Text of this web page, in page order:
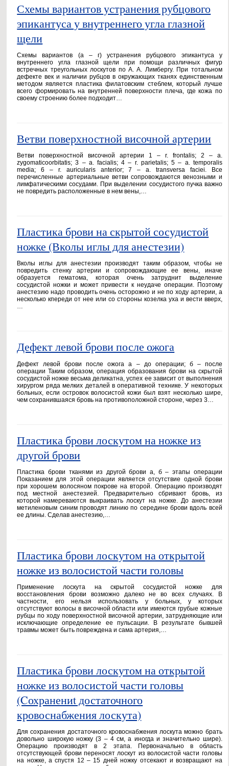
Схемы вариантов устранения рубцового
эпикантуса у внутреннего угла глазной
щели
Схемы вариантов (а – г) устранения рубцового эпикантуса у
внутреннего угла глазной щели при помощи различных фигур
встречных треугольных лоскутов по А. А. Лимбергу. При тотальном
дефекте век и наличии рубцов в окружающих тканях единственным
методом является пластика филатовским стеблем, который лучше
всего формировать на внутренней поверхности плеча, где кожа по
своему строению более подходит…
Ветви поверхностной височной артерии
Ветви поверхностной височной артерии 1 – r. frontalis; 2 – a.
zygomaticoorbitatis; 3 – a. facialis; 4 – r. parietalis; 5 – a. temporalis
media; 6 – r. auricularis anterior; 7 – a. transversa faciei. Все
перечисленные артериальные ветви сопровождаются венозными и
лимфатическими сосудами. При выделении сосудистого пучка важно
не повредить расположенные в нем вены,…
Пластика брови на скрытой сосудистой
ножке (Вколы иглы для анестезии)
Вколы иглы для анестезии производят таким образом, чтобы не
повредить стенку артерии и сопровождающие ее вены, иначе
образуется гематома, которая очень затруднит выделение
сосудистой ножки и может привести к неудаче операции. Поэтому
анестезию надо проводить очень осторожно и не по ходу артерии, а
несколько кпереди от нее или со стороны козелка уха и вести вверх,
…
Дефект левой брови после ожога
Дефект левой брови после ожога а – до операции; б – после
операции Таким образом, операция образования брови на скрытой
сосудистой ножке весьма деликатна, успех ее зависит от выполнения
хирургом ряда мелких деталей в оперативной технике. У некоторых
больных, если островок волосистой кожи был взят несколько шире,
чем сохранившаяся бровь на противоположной стороне, через 3…
Пластика брови лоскутом на ножке из
другой брови
Пластика брови тканями из другой брови а, б – этапы операции
Показанием для этой операции является отсутствие одной брови
при хорошем волосяном покрове на второй. Операцию производят
под местной анестезией. Предварительно сбривают бровь, из
которой намереваются выкраивать лоскут на ножке. До анестезии
метиленовым синим проводят линию по середине брови вдоль всей
ее длины. Сделав анестезию,…
Пластика брови лоскутом на открытой
ножке из волосистой части головы
Применение лоскута на скрытой сосудистой ножке для
восстановления брови возможно далеко не во всех случаях. В
частности, его нельзя использовать у больных, у которых
отсутствуют волосы в височной области или имеются грубые кожные
рубцы по ходу поверхностной височной артерии, затрудняющие или
исключающие определение ее пульсации. В результате бывшей
травмы может быть повреждена и сама артерия,…
Пластика брови лоскутом на открытой
ножке из волосистой части головы
(Cохранениt достаточного
кровоснабжения лоскута)
Для сохранения достаточного кровоснабжения лоскута можно брать
довольно широкую ножку (3 – 4 см, а иногда и значительно шире).
Операцию производят в 2 этапа. Первоначально в область
отсутствующей брови переносят лоскут из волосистой части головы
на ножке, а спустя 12 – 15 дней ножку отсекают и возвращают на